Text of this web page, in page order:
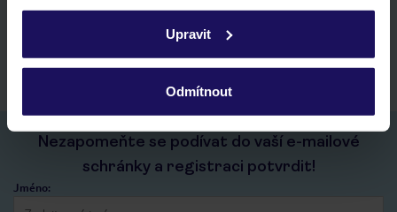
ochrany osobních údajů.Upravit
Odmítnout
kontakt s TUI a všechny informace o tvé rezervaci v myTUI
Nezapomeňte se podívat do vaší e-mailové
schránky a registraci potvrdit!
Jméno: